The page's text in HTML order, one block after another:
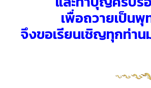
เพื่อถวายเป็นพุ
จึงขอเรียนเชิญทุกท่า